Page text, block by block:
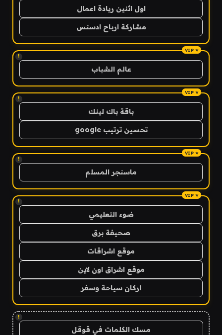
اول اثنين ريادة اعمال
مشاركة ارباح ادسنس
!
عالم الشباب
!
باقة باك لينك
تحسين ترتيب google
!
ماسنجر المسلم
!
ضوء التعليمي
صحيفة برق
موقع اشراقات
موقع اشراق اون لاين
اركان سياحة وسفر
!
مسك الكلمات في قوقل